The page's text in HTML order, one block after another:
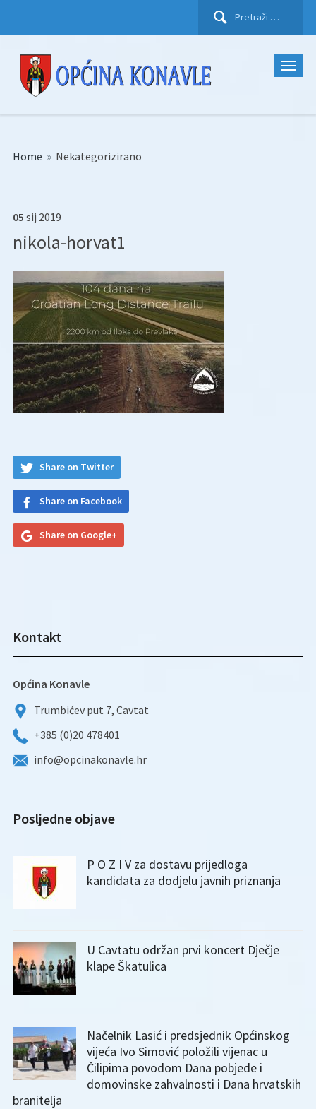
Pretraži:
Home » Nekategorizirano
05 sij 2019
nikola-horvat1
Share on Twitter
Share on Facebook
Share on Google+
Kontakt
Općina Konavle
Trumbićev put 7, Cavtat
+385 (0)20 478401
info@opcinakonavle.hr
Posljedne objave
P O Z I V za dostavu prijedloga
kandidata za dodjelu javnih priznanja
U Cavtatu održan prvi koncert Dječje
klape Škatulica
Načelnik Lasić i predsjednik Općinskog
vijeća Ivo Simović položili vijenac u
Čilipima povodom Dana pobjede i
domovinske zahvalnosti i Dana hrvatskih
branitelja